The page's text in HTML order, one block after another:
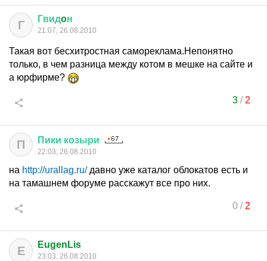
Г Гвидoн
21:07, 26.08.2010
Такая вот бесхитростная самореклама.Непонятно
только, в чем разница между котом в мешке на сайте и
а юрфирме?
3/ 2
П Пики козыри
22:03, 26.08.2010
на http://urallag.ru/давно уже каталог облокатов есть и
на тамашнем форуме расскажут все про них.
0/ 2
E EugenLis
23:03, 26.08.2010